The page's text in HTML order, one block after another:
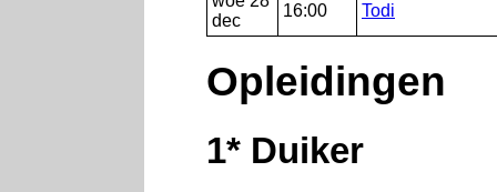
dec
16:00 Todi
Opleidingen
1* Duiker